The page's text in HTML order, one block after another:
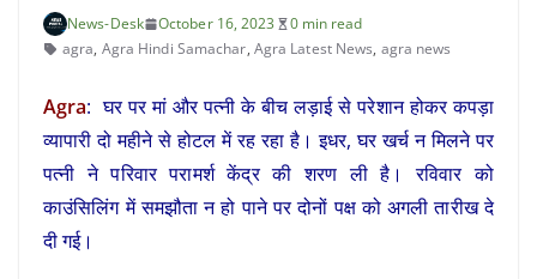
News-Desk October 16, 2023
0 min read
agra, Agra Hindi Samachar, Agra Latest News, agra news
Agra: घर पर मां और पत्नी के बीच लड़ाई से परेशान होकर कपड़ा
व्यापारी दो महीने से होटल में रह रहा है। इधर, घर खर्च न मिलने पर
पत्नी ने परिवार परामर्श केंद्र की शरण ली है। रविवार को
काउंसिलिंग में समझौता न हो पाने पर दोनों पक्ष को अगली तारीख दे
दी गई।